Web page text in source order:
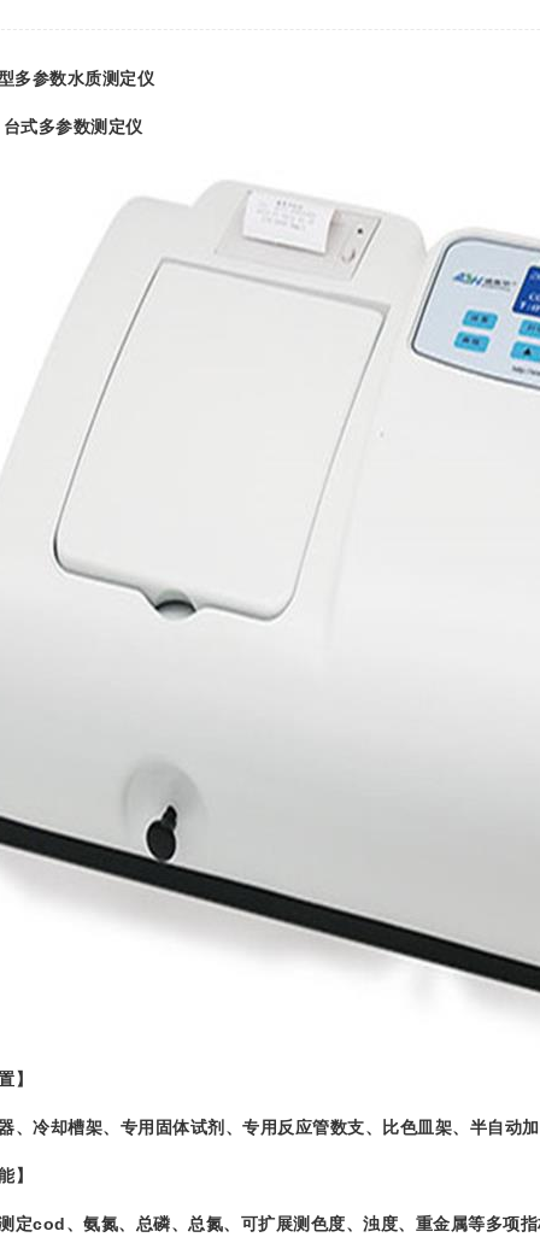
多参数水质测定仪
式多参数测定仪
】
却槽架、专用固体试剂、专用反应管数支、比色皿架、半自动
】
、氨氮、总磷、总氮、可扩展测色度、浊度、重金属等多项指